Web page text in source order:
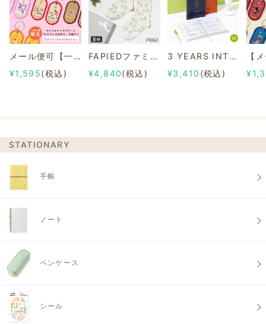
メール便可【一部店舗限定】2/8b PAIR KEY RING Sanrio characters ver.
¥1,595(税込)
FAPIEDファミリーソックスセット 総柄
¥4,840(税込)
3 YEARS INTERVIEW DIARY
¥3,410 (税込)
STATIONARY
手帳
ノート
ペンケース
シール